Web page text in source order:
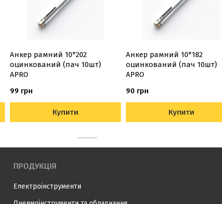
Анкер рамний 10*202
оцинкований (пач 10шт)
APRO
99 грн
Купити
Анкер рамний 10*182
оцинкований (пач 10шт)
APRO
90 грн
Купити
ПРОДУКЦІЯ
Електроінструменти